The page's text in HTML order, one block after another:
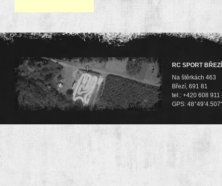
RC SPORT BŘEZÍ
Na štěrkách 463
Březí, 691 81
tel.: +420 608 911
GPS: